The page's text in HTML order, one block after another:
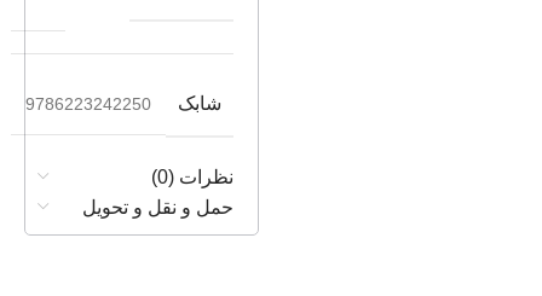
شابک 9786223242250
نظرات (0)
حمل و نقل و تحویل